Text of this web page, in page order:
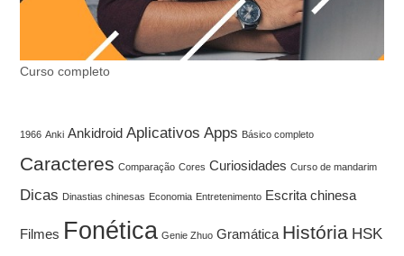
Curso completo
1966 Anki Ankidroid Aplicativos Apps Básico completo
Caracteres Comparação Cores Curiosidades Curso de mandarim
Dicas Dinastias chinesas Economia Entretenimento Escrita chinesa
Filmes Fonética Genie Zhuo Gramática História HSK